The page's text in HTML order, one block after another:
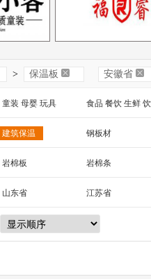
> 保温板 安徽省
童装 母婴 玩具 食品 餐饮 生鲜
机床 机械及行业设备
建筑保温 钢板材
岩棉板 岩棉条
石墨聚苯板 硅酸铝
山东省 江苏省
吉林省 黑龙江省
贵州省 云南省